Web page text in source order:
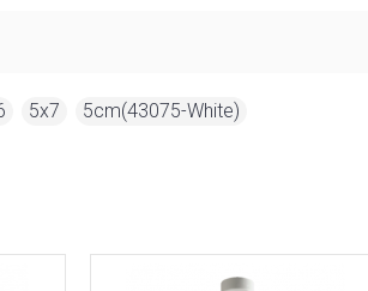
5x7 5cm(43075-White)